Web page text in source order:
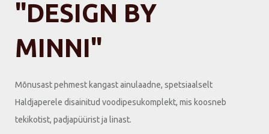
"DESIGN BY
MINNI"
Mõnusast pehmest kangast ainulaadne, spetsiaalselt
Haldjaperele disainitud voodipesukomplekt, mis koosneb
tekikotist, padjapüürist ja linast.